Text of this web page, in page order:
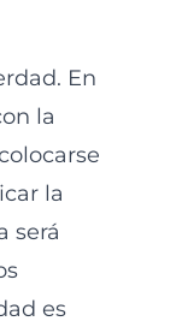
En
la
la
será
es